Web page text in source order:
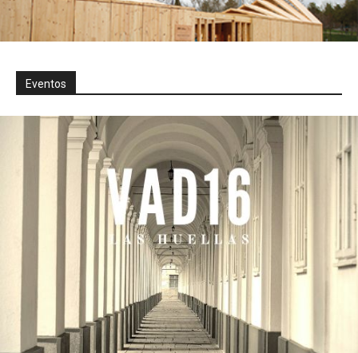
Eventos